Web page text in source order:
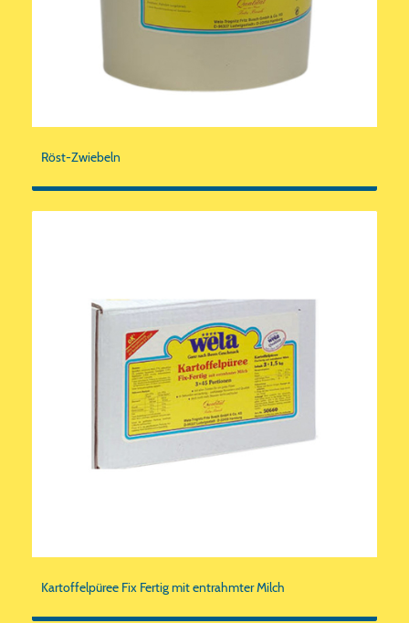
Röst-Zwiebeln
Kartoffelpüree Fix Fertig mit entrahmter Milch